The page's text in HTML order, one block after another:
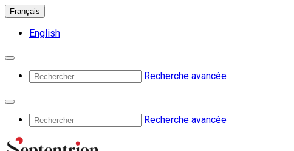
Français
English
Recherche avancée
Recherche avancée